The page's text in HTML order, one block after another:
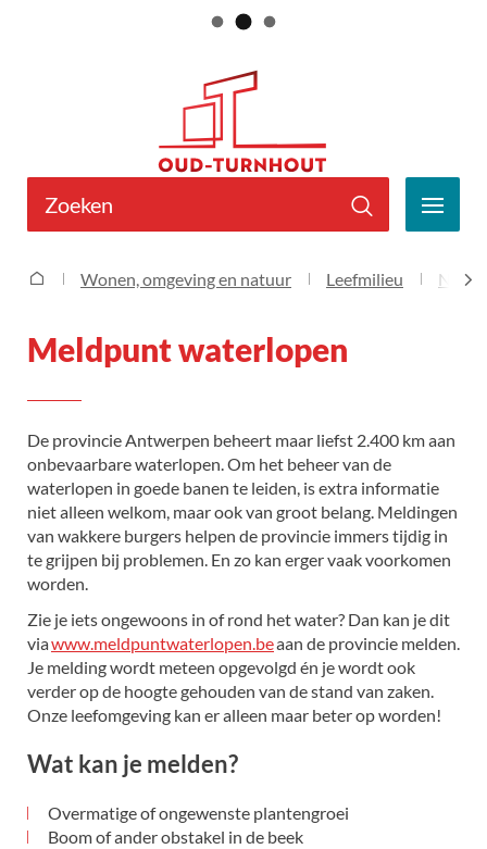
inhoud
zoek
je?
Wonen, omgeving en natuur Leefmilieu
Meldpunt waterlopen
Meldpunt waterlopen
De provincie Antwerpen beheert maar liefst 2.400 km aan
onbevaarbare waterlopen. Om het beheer van de
waterlopen in goede banen te leiden, is extra informatie
niet alleen welkom, maar ook van groot belang. Meldingen
van wakkere burgers helpen de provincie immers tijdig in
te grijpen bij problemen. En zo kan erger vaak voorkomen
worden.
Zie je iets ongewoons in of rond het water? Dan kan je dit
viawww.meldpuntwaterlopen.beaan de provincie melden.
Je melding wordt meteen opgevolgd én je wordt ook
verder op de hoogte gehouden van de stand van zaken.
Onze leefomgeving kan er alleen maar beter op worden!
Wat kan je melden?
Overmatige of ongewenste plantengroei
Boom of ander obstakel in de beek